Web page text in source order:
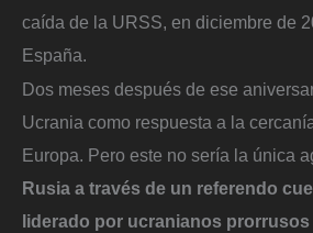
caída de la URSS, en diciembre de
España.
Dos meses después de ese
Ucrania como respuesta a la
Europa. Pero este no sería la única
Rusia a través de un referendo
liderado por ucranianos prorrusos